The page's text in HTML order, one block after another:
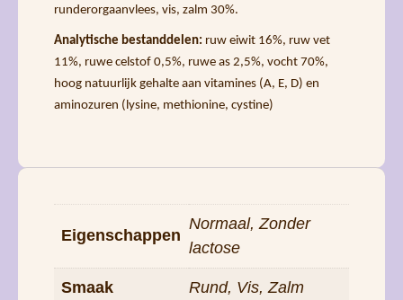
runderorgaanvlees, vis, zalm 30%.
Analytische bestanddelen: ruw eiwit 16%, ruw vet
11%, ruwe celstof 0,5%, ruwe as 2,5%, vocht 70%,
hoog natuurlijk gehalte aan vitamines (A, E, D) en
aminozuren (lysine, methionine, cystine)
Eigenschappen
Normaal, Zonder
lactose
Smaak Rund, Vis, Zalm